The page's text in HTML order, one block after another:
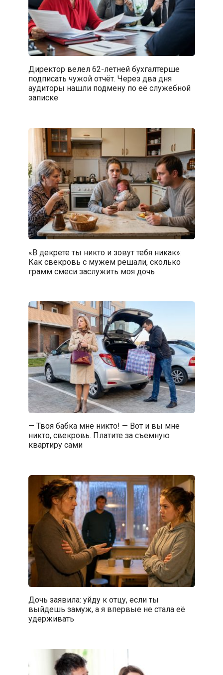
Директор велел 62-летней бухгалтерше
подписать чужой отчёт. Через два дня
аудиторы нашли подмену по её служебной
записке
«В декрете ты никто и зовут тебя никак»:
Как свекровь с мужем решали, сколько
грамм смеси заслужить моя дочь
— Твоя бабка мне никто! — Вот и вы мне
никто, свекровь. Платите за съемную
квартиру сами
Дочь заявила: уйду к отцу, если ты
выйдешь замуж, а я впервые не стала её
удерживать